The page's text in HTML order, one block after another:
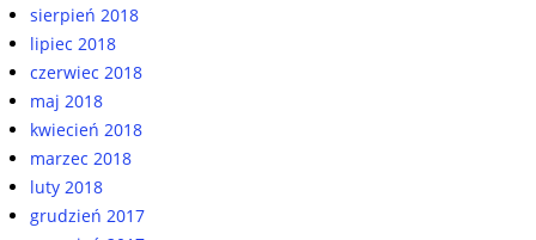
sierpień 2018
lipiec 2018
czerwiec 2018
maj 2018
kwiecień 2018
marzec 2018
luty 2018
grudzień 2017